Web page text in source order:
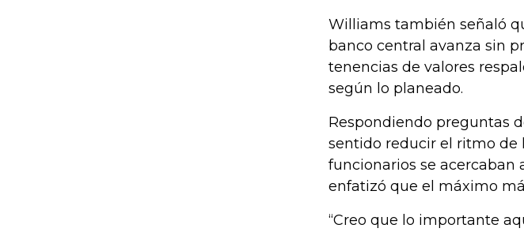
Williams también señaló
banco central avanza sin
tenencias de valores
según lo planeado.
Respondiendo preguntas
sentido reducir el ritmo de
funcionarios se acercaban
enfatizó que el máximo
“Creo que lo importante